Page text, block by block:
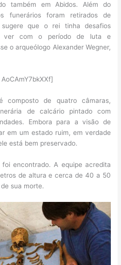
também em Abidos. Além do
funerários foram retirados de
que o rei tinha desafios
ver com o período de luta e
o arqueólogo Alexander Wegner,
composto de quatro câmaras,
de calcário pintado com
Embora para a visão de
em um estado ruim, em verdade
está bem preservado.
encontrado. A equipe acredita
de altura e cerca de 40 a 50
sua morte.